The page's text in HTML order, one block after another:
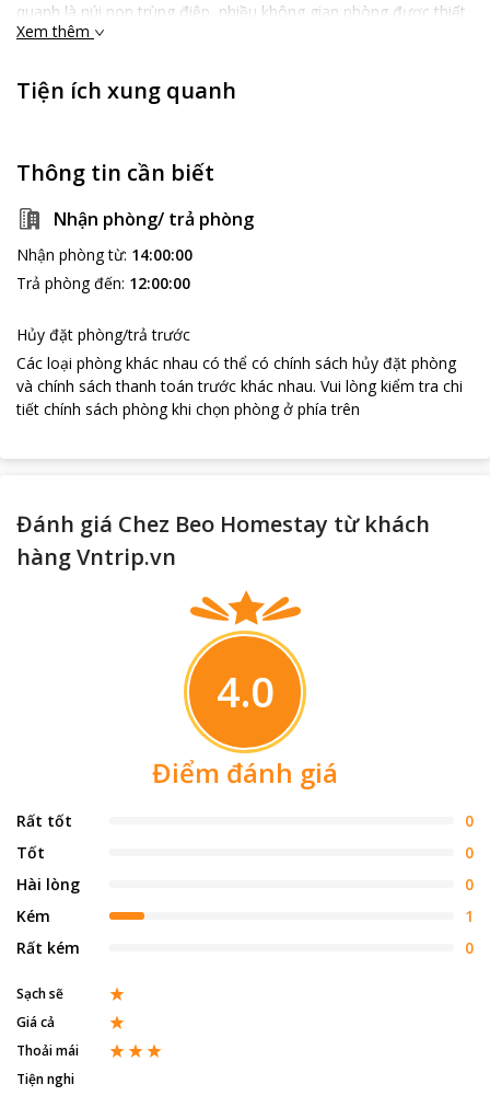
quanh là núi non trùng điệp, nhiều không gian phòng được thiết
kế đa dạng, từ phòng đơn, phòng đôi, phòng gia đình và phòng
Chez Beo không hướng tới sự sang trọng cầu kì, mà chỉ mong
muốn đem đến sự thoải mái thư giãn, yên bình nhất có thể cho
Xem thêm
Tiện ích xung quanh
Thông tin cần biết
Nhận phòng/ trả phòng
Nhận phòng từ: 14:00:00
Trả phòng đến: 12:00:00
Hủy đặt phòng/trả trước
Các loại phòng khác nhau có thể có chính sách hủy đặt phòng
và chính sách thanh toán trước khác nhau. Vui lòng kiểm tra chi
tiết chính sách phòng khi chọn phòng ở phía trên
Đánh giá Chez Beo Homestay từ khách
hàng Vntrip.vn
4.0
Điểm đánh giá
Rất tốt
0
Tốt
0
Hài lòng
0
Kém
1
Rất kém
0
Sạch sẽ
Giá cả
Thoải mái
Tiện nghi